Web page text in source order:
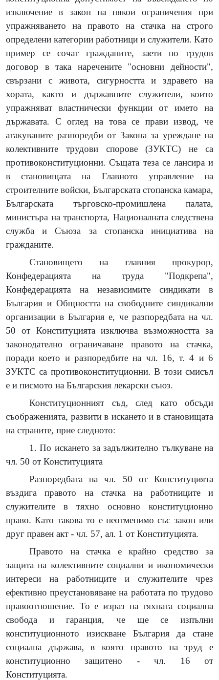
изключение в закон на някои ограничения при
упражняването на правото на стачка на строго
определени категории работници и служители. Като
пример се сочат гражданите, заети по трудов
договор в така наречените "основни дейности",
свързани с живота, сигурността и здравето на
хората, както и държавните служители, които
упражняват властнически функции от името на
държавата. С оглед на това се прави извод, че
атакуваните разпоредби от Закона за уреждане на
колективните трудови спорове (ЗУКТС) не са
противоконституционни. Същата теза се лансира и
в становищата на Главното управление на
строителните войски, Българската стопанска камара,
Българската търговско-промишлена палата,
министъра на транспорта, Националната следствена
служба и Съюза за стопанска инициатива на
гражданите.
Становището на главния прокурор,
Конфедерацията на труда "Подкрепа",
Конфедерацията на независимите синдикати в
България и Общността на свободните синдикални
организации в България е, че разпоредбата на чл.
50 от Конституцията изключва възможността за
законодателно ограничаване правото на стачка,
поради което и разпоредбите на чл. 16, т. 4 и 6
ЗУКТС са противоконституционни. В този смисъл
е и писмото на Българския лекарски съюз.
Конституционният съд, след като обсъди
съображенията, развити в искането и в становищата
на страните, прие следното:
1. По искането за задължително тълкуване на
чл. 50 от Конституцията
Разпоредбата на чл. 50 от Конституцията
въздига правото на стачка на работниците и
служителите в тяхно основно конституционно
право. Като такова то е неотменимо със закон или
друг правен акт - чл. 57, ал. 1 от Конституцията.
Правото на стачка е крайно средство за
защита на колективните социални и икономически
интереси на работниците и служителите чрез
ефективно преустановяване на работата по трудово
правоотношение. То е израз на тяхната социална
свобода и гаранция, че ще се изпълни
конституционното изискване България да стане
социална държава, в която правото на труд е
конституционно защитено - чл. 16 от
Конституцията.